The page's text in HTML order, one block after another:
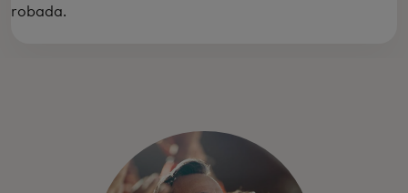
robada.